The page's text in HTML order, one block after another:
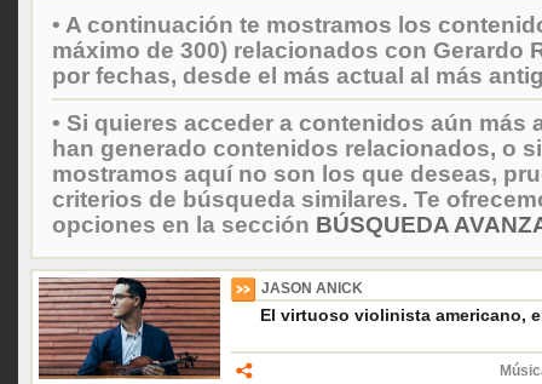
• A continuación te mostramos los
máximo de 300) relacionados con Gerardo
por fechas, desde el más actual al más
• Si quieres acceder a contenidos aún más
han generado contenidos relacionados, o
mostramos aquí no son los que deseas,
criterios de búsqueda similares. Te
opciones en la sección BÚSQUEDA
JASON ANICK
El virtuoso violinista americano,